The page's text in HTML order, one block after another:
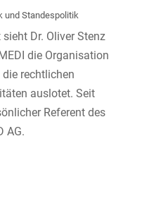
und Standespolitik
Dr. Oliver Stenz
die Organisation
rechtlichen
auslotet. Seit
Referent des
AG.